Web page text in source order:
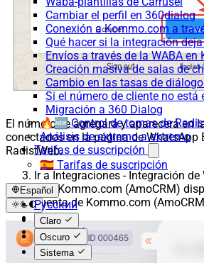
Cambiar el perfil en 360dialog
Conexión a Kommo.com a
Qué hacer si la integración
Envíos a través de la WABA en
Creación masiva de salas de
Cambio en las tasas de
Si el número de cliente no
Migración a 360 Dialog
🔥🆕 Control de tomas de
Análisis de extremo a extremo
Tarifas de suscripción
🇪🇸 Tarifas de suscripción
Español
Русский
English
Español
Claro
Oscuro
Sistema
El número se agregará y aparecerá en
conectados en la página de WhatsApp
RadistWeb.
Ir a Integraciones - Integración
API+Kommo.com (AmoCRM)
cuenta de Kommo.com